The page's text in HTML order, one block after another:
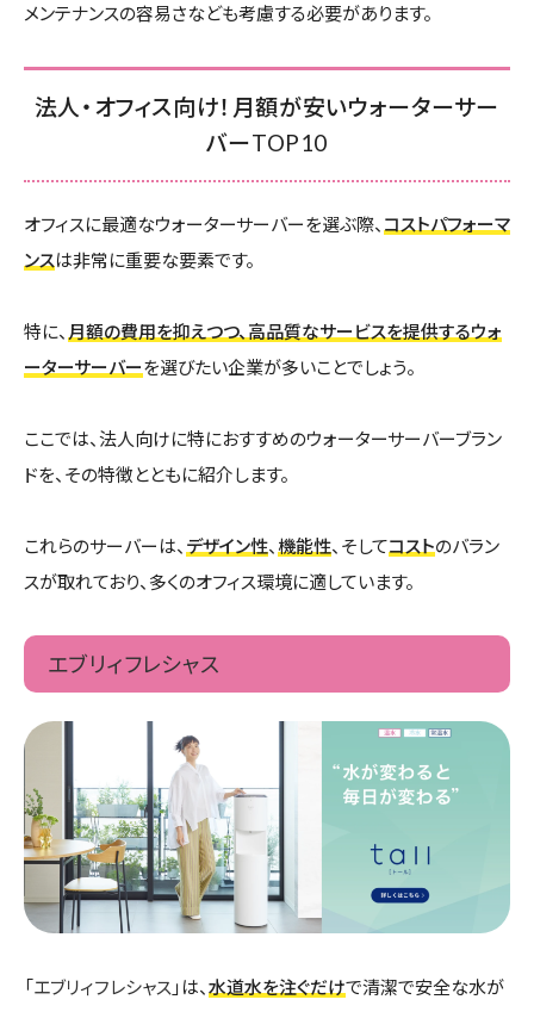
メンテナンスの容易さなども考慮する必要があります。
法人・オフィス向け！月額が安いウォーターサー
バーTOP10
オフィスに最適なウォーターサーバーを選ぶ際、 コストパフォーマ
ンスは非常に重要な要素です。
特に、 月額の費用を抑えつつ、高品質なサービスを提供するウォ
ーターサーバーを選びたい企業が多いことでしょう。
ここでは、法人向けに特におすすめのウォーターサーバーブラン
ドを、その特徴とともに紹介します。
これらのサーバーは、 デザイン性、 機能性、そしてコストのバラン
スが取れており、多くのオフィス環境に適しています。
エブリィフレシャス
「エブリィフレシャス 」は、 水道水を注ぐだけで清潔で安全な水が